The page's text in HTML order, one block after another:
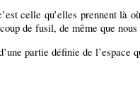
celle qu’elles prennent là
de fusil, de même que
partie définie de l’espace